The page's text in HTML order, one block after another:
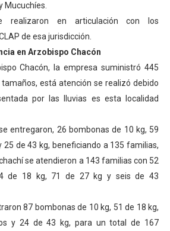
Mucuchíes.
realizaron en articulación con los
de esa jurisdicción.
en Arzobispo Chacón
Chacón, la empresa suministró 445
está atención se realizó debido
por las lluvias es esta localidad
entregaron, 26 bombonas de 10 kg, 59
25 de 43 kg, beneficiando a 135 familias,
se atendieron a 143 familias con 52
de 18 kg, 71 de 27 kg y seis de 43
87 bombonas de 10 kg, 51 de 18 kg,
y 24 de 43 kg, para un total de 167